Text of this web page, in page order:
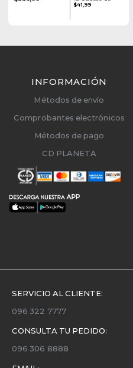
$41,99
INFORMACIÓN
Métodos de envío
Comprobantes electrónicos
Métodos de pago
CD PLANETA
SERVICIO AL CLIENTE:
096 322 7777
CONSULTA TU PEDIDO:
096 306 8888